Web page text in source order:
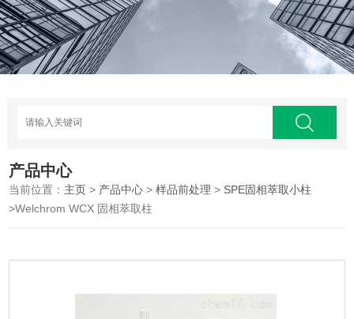
产品中心
当前位置： 主页 > 产品中心 >样品前处理 > SPE固相萃取小柱
>Welchrom WCX 固相萃取柱